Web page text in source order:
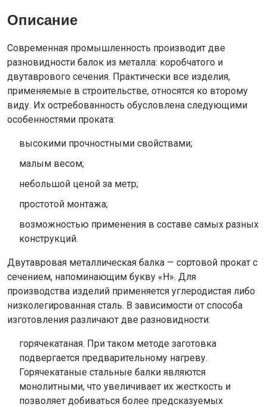
Описание
Современная промышленность производит две
разновидности балок из металла: коробчатого и
двутаврового сечения. Практически все изделия,
применяемые в строительстве, относятся ко второму
виду. Их остребованность обусловлена следующими
особенностями проката:
высокими прочностными свойствами;
малым весом;
небольшой ценой за метр;
простотой монтажа;
возможностью применения в составе самых разных
конструкций.
Двутавровая металлическая балка — сортовой прокат с
сечением, напоминающим букву «Н». Для
производства изделий применяется углеродистая либо
низколегированная сталь. В зависимости от способа
изготовления различают две разновидности:
горячекатаная. При таком методе заготовка
подвергается предварительному нагреву.
Горячекатаные стальные балки являются
монолитными, что увеличивает их жесткость и
позволяет добиваться более предсказуемых